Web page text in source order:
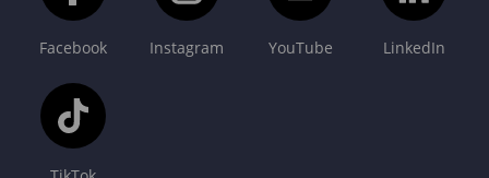
Facebook Instagram YouTube LinkedIn